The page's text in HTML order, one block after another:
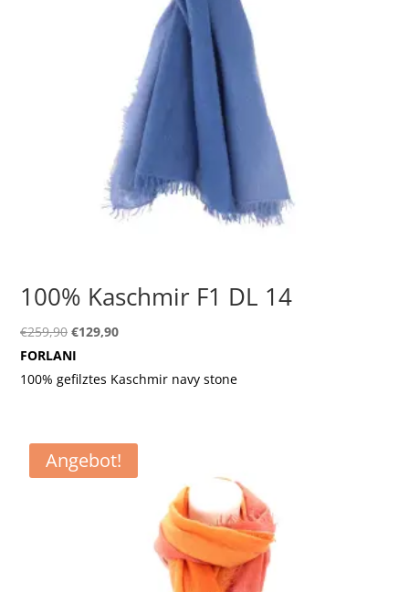
100% Kaschmir F1 DL 14
€259,90 Ursprünglicher
Preis
war:
€129,90Aktueller
ist:
FORLANI
100% gefilztes Kaschmir navy stone
Angebot!